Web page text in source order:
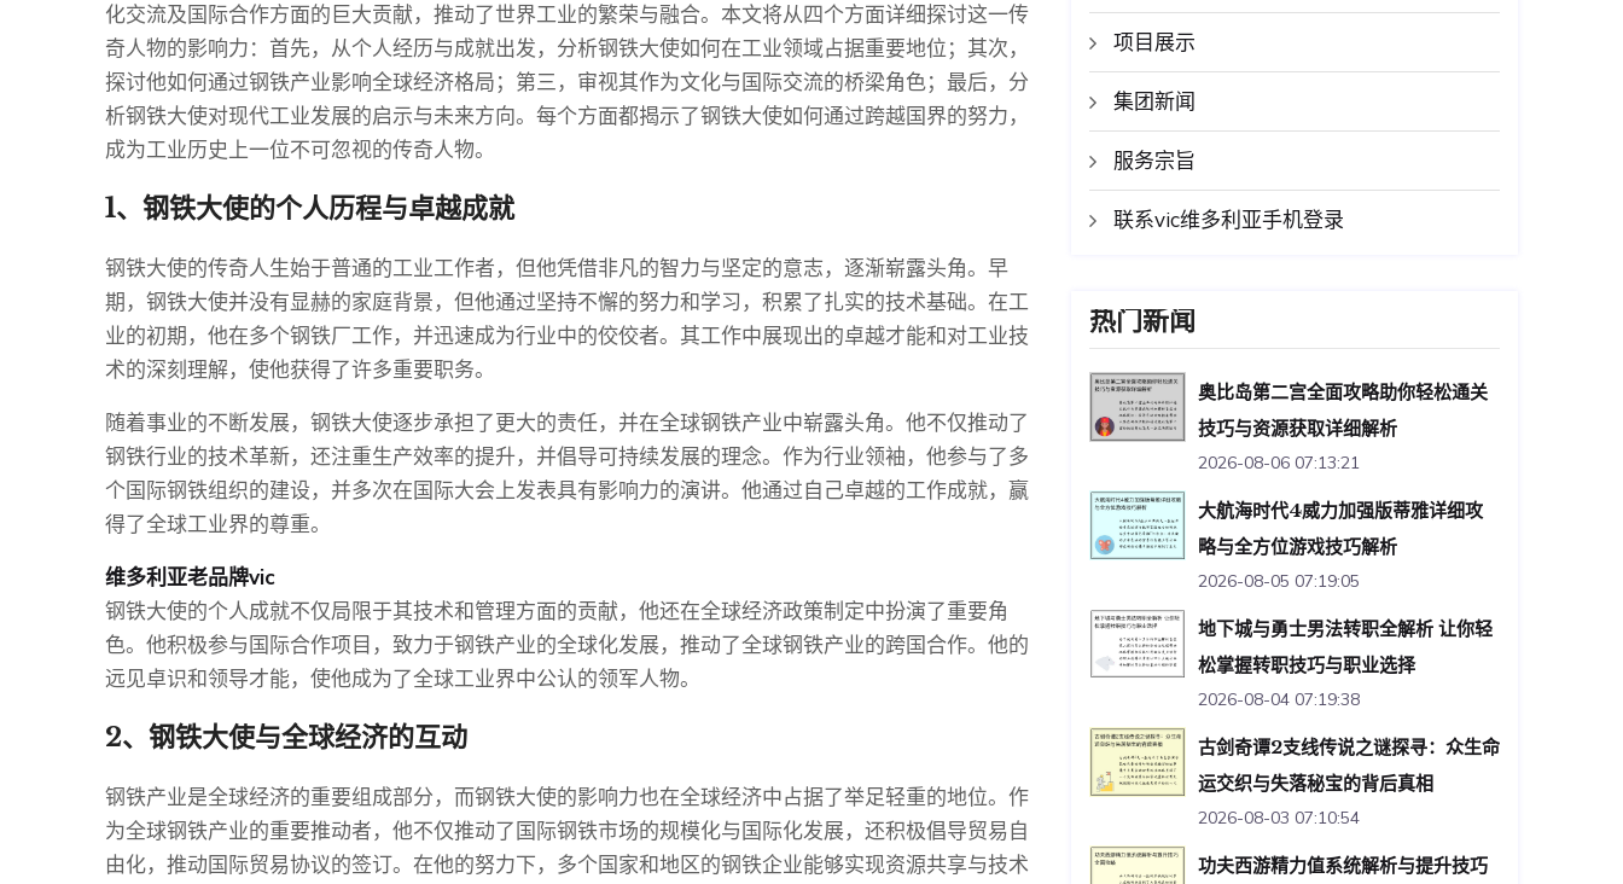
化交流及国际合作方面的巨大贡献，推动了世界工业的繁荣与融合。本文将从四个方面详细探讨这一传
奇人物的影响力：首先，从个人经历与成就出发，分析钢铁大使如何在工业领域占据重要地位；其次，
探讨他如何通过钢铁产业影响全球经济格局；第三，审视其作为文化与国际交流的桥梁角色；最后，分
析钢铁大使对现代工业发展的启示与未来方向。每个方面都揭示了钢铁大使如何通过跨越国界的努力，
成为工业历史上一位不可忽视的传奇人物。
1、钢铁大使的个人历程与卓越成就
钢铁大使的传奇人生始于普通的工业工作者，但他凭借非凡的智力与坚定的意志，逐渐崭露头角。早
期，钢铁大使并没有显赫的家庭背景，但他通过坚持不懈的努力和学习，积累了扎实的技术基础。在工
业的初期，他在多个钢铁厂工作，并迅速成为行业中的佼佼者。其工作中展现出的卓越才能和对工业技
术的深刻理解，使他获得了许多重要职务。
随着事业的不断发展，钢铁大使逐步承担了更大的责任，并在全球钢铁产业中崭露头角。他不仅推动了
钢铁行业的技术革新，还注重生产效率的提升，并倡导可持续发展的理念。作为行业领袖，他参与了多
个国际钢铁组织的建设，并多次在国际大会上发表具有影响力的演讲。他通过自己卓越的工作成就，赢
得了全球工业界的尊重。
维多利亚老品牌vic
钢铁大使的个人成就不仅局限于其技术和管理方面的贡献，他还在全球经济政策制定中扮演了重要角
色。他积极参与国际合作项目，致力于钢铁产业的全球化发展，推动了全球钢铁产业的跨国合作。他的
远见卓识和领导才能，使他成为了全球工业界中公认的领军人物。
2、钢铁大使与全球经济的互动
钢铁产业是全球经济的重要组成部分，而钢铁大使的影响力也在全球经济中占据了举足轻重的地位。作
为全球钢铁产业的重要推动者，他不仅推动了国际钢铁市场的规模化与国际化发展，还积极倡导贸易自
由化，推动国际贸易协议的签订。在他的努力下，多个国家和地区的钢铁企业能够实现资源共享与技术
项目展示
集团新闻
服务宗旨
联系vic维多利亚手机登录
热门新闻
奥比岛第二宫全面攻略助你轻松通关
技巧与资源获取详细解析
2026-08-06 07:13:21
大航海时代4威力加强版蒂雅详细攻
略与全方位游戏技巧解析
2026-08-05 07:19:05
地下城与勇士男法转职全解析 让你轻
松掌握转职技巧与职业选择
2026-08-04 07:19:38
古剑奇谭2支线传说之谜探寻：众生命
运交织与失落秘宝的背后真相
2026-08-03 07:10:54
功夫西游精力值系统解析与提升技巧